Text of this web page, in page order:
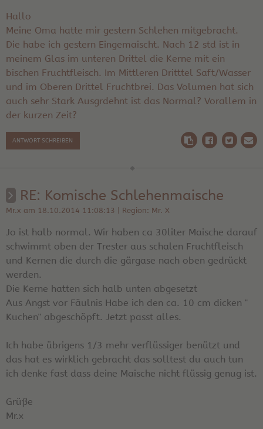
Hallo
Meine Oma hatte mir gestern Schlehen mitgebracht.
Die habe ich gestern Eingemaischt. Nach 12 std ist in
meinem Glas im unteren Drittel die Kerne mit ein
bischen Fruchtfleisch. Im Mittleren Dritttel Saft/Wasser
und im Oberen Drittel Fruchtbrei. Das Volumen hat sich
auch sehr Stark Ausgrdehnt ist das Normal? Vorallem in
der kurzen Zeit?
ANTWORT SCHREIBEN
RE: Komische Schlehenmaische
Mr.x am 18.10.2014 11:08:13 | Region: Mr. X
Jo ist halb normal. Wir haben ca 30liter Maische darauf
schwimmt oben der Trester aus schalen Fruchtfleisch
und Kernen die durch die gärgase nach oben gedrückt
werden.
Die Kerne hatten sich halb unten abgesetzt
Aus Angst vor Fäulnis Habe ich den ca. 10 cm dicken "
Kuchen" abgeschöpft. Jetzt passt alles.
Ich habe übrigens 1/3 mehr verflüssiger benützt und
das hat es wirklich gebracht das solltest du auch tun
ich denke fast dass deine Maische nicht flüssig genug ist.
Grüße
Mr.x